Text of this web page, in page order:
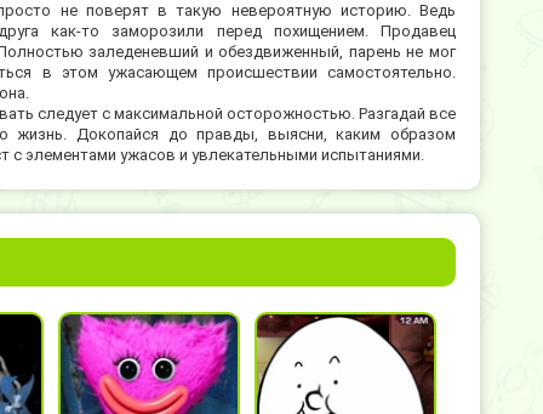
не поверят в такую невероятную историю. Ведь
как-то заморозили перед похищением. Продавец
заледеневший и обездвиженный, парень не мог
в этом ужасающем происшествии самостоятельно.
следует с максимальной осторожностью. Разгадай все
жизнь. Докопайся до правды, выясни, каким образом
элементами ужасов и увлекательными испытаниями.